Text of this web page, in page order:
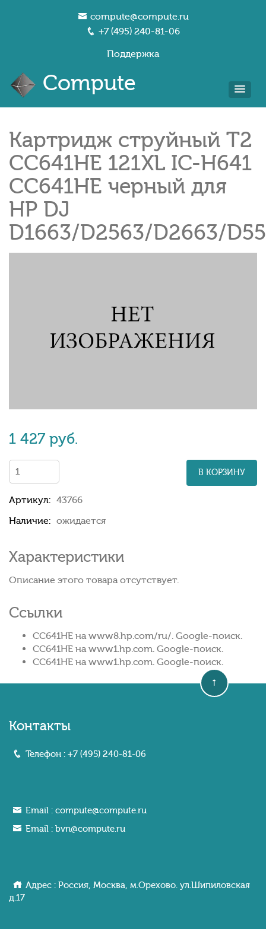
compute@compute.ru
+7 (495) 240-81-06
Поддержка
Compute
Картридж струйный T2
CC641HE 121XL IC-H641
CC641HE черный для
HP DJ
D1663/D2563/D2663/
1 427 руб.
В КОРЗИНУ
Артикул: 43766
Наличие: ожидается
Характеристики
Описание этого товара отсутствует.
Ссылки
CC641HE на www8.hp.com/ru/. Google-поиск.
CC641HE на www1.hp.com. Google-поиск.
CC641HE на www1.hp.com. Google-поиск.
Контакты
Телефон : +7 (495) 240-81-06
Email : compute@compute.ru
Email : bvn@compute.ru
Адрес : Россия, Москва, м.Орехово. ул.Шипиловcкaя
д.17